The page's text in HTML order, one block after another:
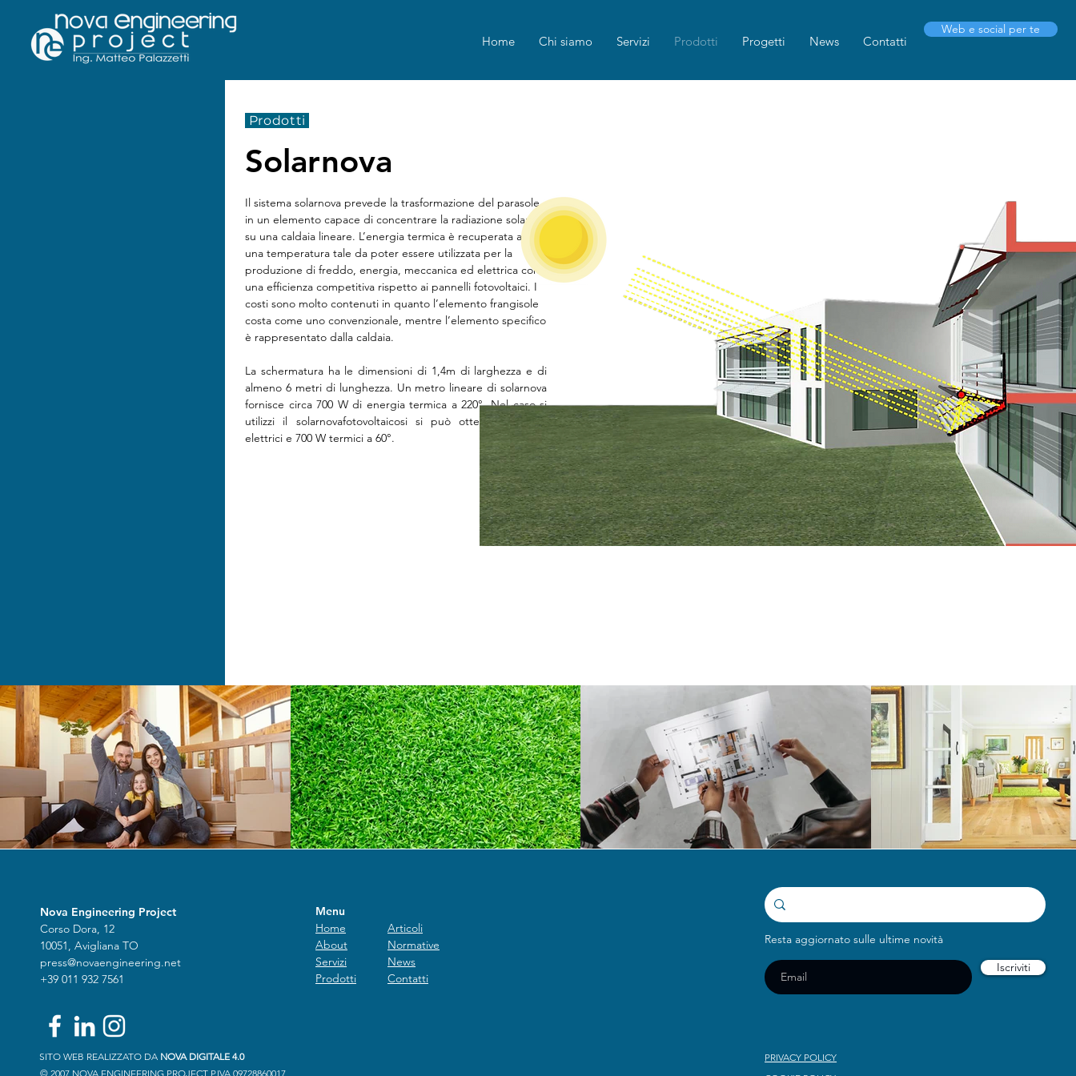
Home Chi siamo Servizi Prodotti Progetti News Contatti
Web e social per te
Prodotti
Solarnova
Il sistema solarnova prevede la trasformazione del parasole
in un elemento capace di concentrare la radiazione solare
su una caldaia lineare. L’energia termica è recuperata ad
una temperatura tale da poter essere utilizzata per la
produzione di freddo, energia, meccanica ed elettrica con
una efficienza competitiva rispetto ai pannelli fotovoltaici. I
costi sono molto contenuti in quanto l’elemento frangisole
costa come uno convenzionale, mentre l’elemento specifico
è rappresentato dalla caldaia.
La schermatura ha le dimensioni di 1,4m di larghezza e di
almeno 6 metri di lunghezza. Un metro lineare di solarnova
fornisce circa 700 W di energia termica a 220°. Nel caso si
utilizzi il solarnovafotovoltaicosi si può ottenere 100 W
elettrici e 700 W termici a 60°.
Nova Engineering Project
Corso Dora, 12
10051, Avigliana TO
press@novaengineering.net
+39 011 932 7561
Menu
Home
About
Servizi
Prodotti
Articoli
Normative
News
Contatti
SITO WEB REALIZZATO DA NOVA DIGITALE 4.0
© 2007 NOVA ENGINEERING PROJECT P.IVA 09728860017
Resta aggiornato sulle ultime novità
Iscriviti
PRIVACY POLICY